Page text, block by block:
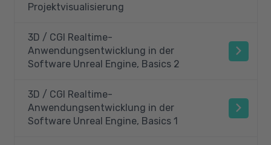
Projektvisualisierung
3D / CGI Realtime-
Anwendungsentwicklung in der
Software Unreal Engine, Basics 2
3D / CGI Realtime-
Anwendungsentwicklung in der
Software Unreal Engine, Basics 1